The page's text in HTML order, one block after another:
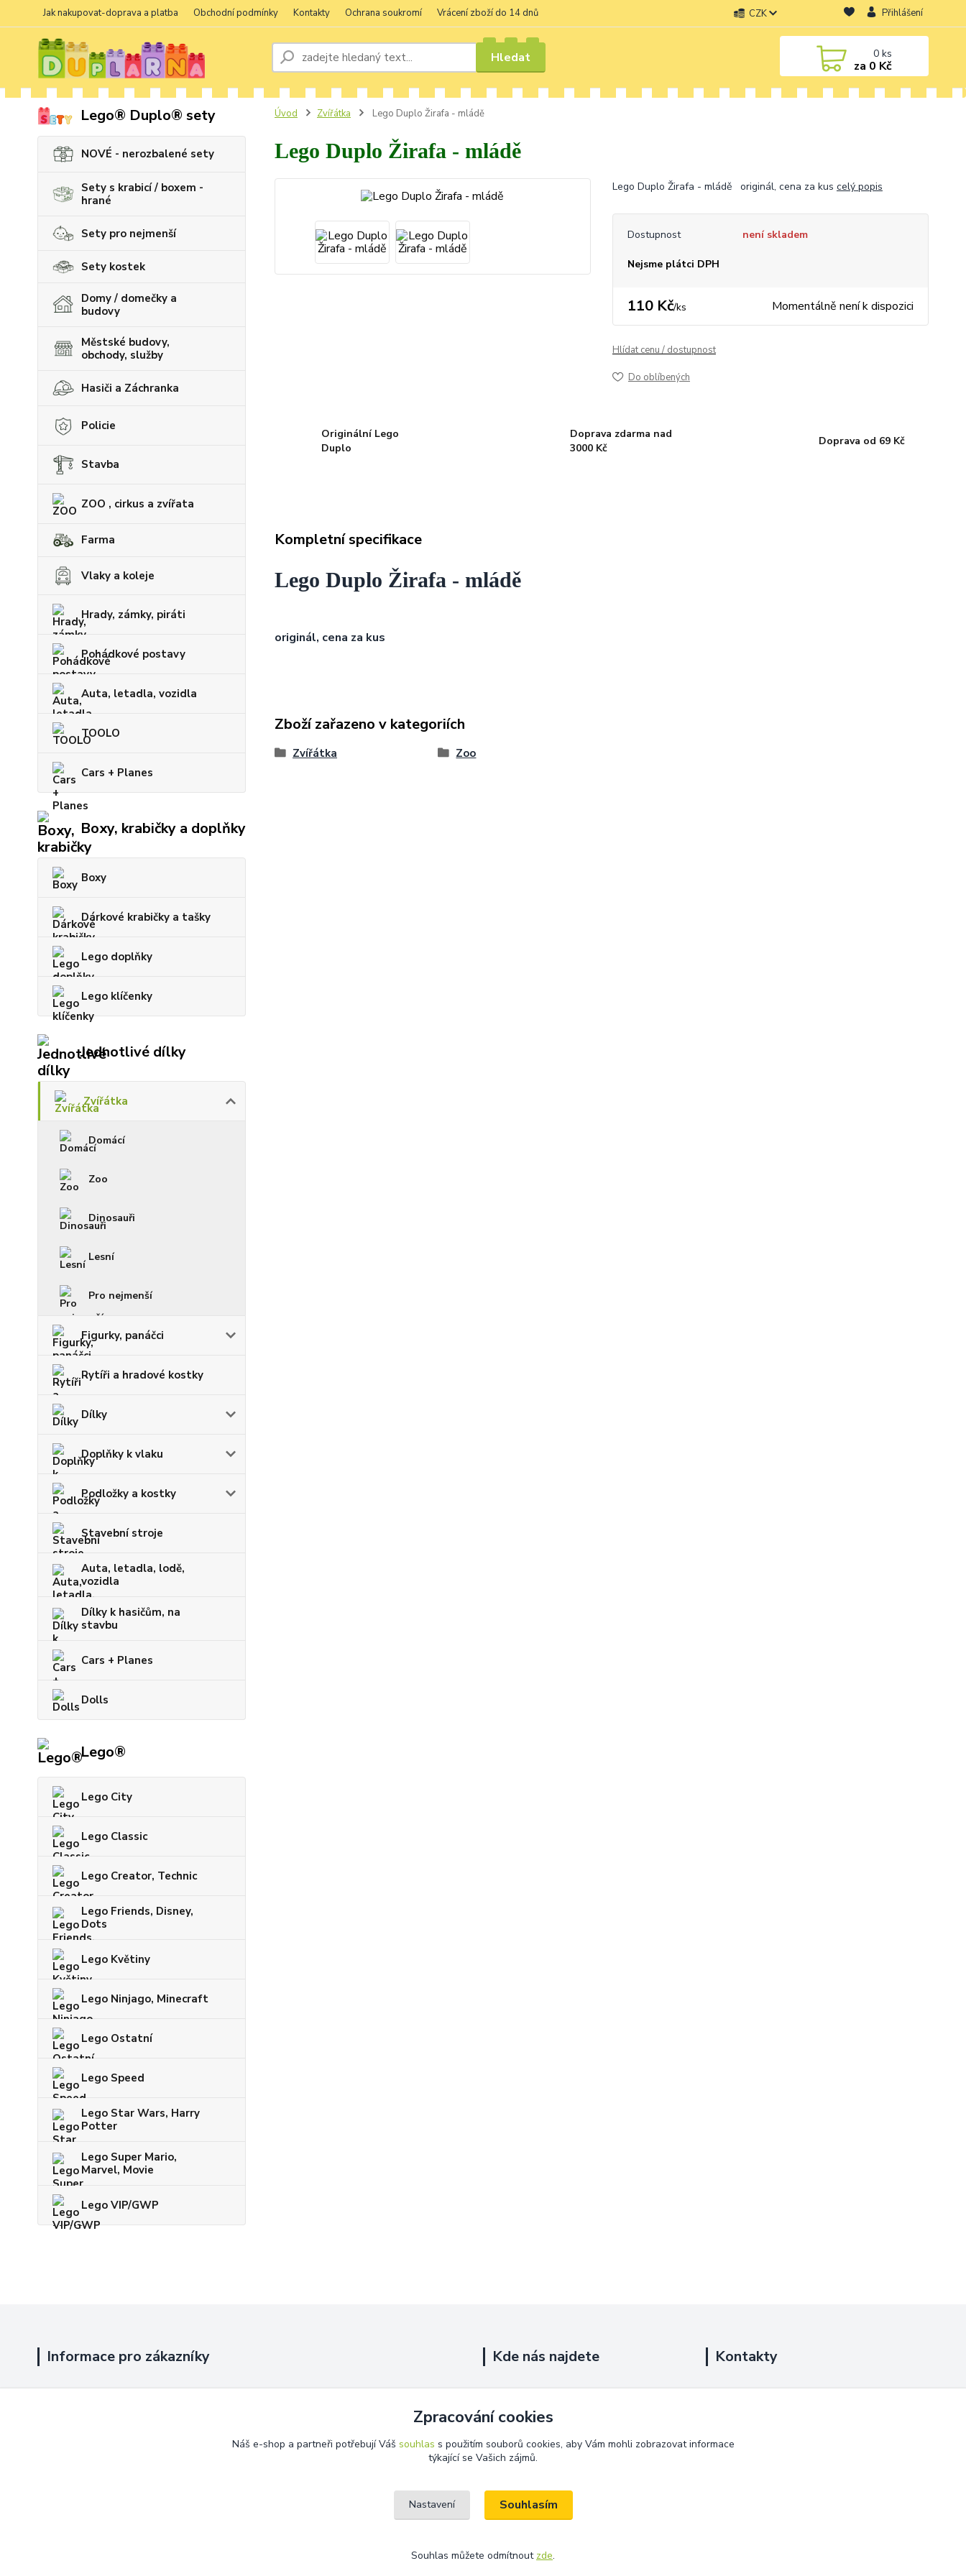
Jak nakupovat-doprava a platba Obchodní podmínky Kontakty Ochrana soukromí Vrácení zboží do 14 dnů CZK Přihlášení
Hledat 0ks
za 0 Kč
Lego® Duplo® sety
NOVÉ - nerozbalené sety
Sety s krabicí / boxem -
hrané
Sety pro nejmenší
Sety kostek
Domy / domečky a
budovy
Městské budovy,
obchody, služby
Hasiči a Záchranka
Policie
Stavba
ZOO , cirkus a zvířata
Farma
Vlaky a koleje
Hrady, zámky, piráti
Pohádkové postavy
Auta, letadla, vozidla
TOOLO
Cars + Planes
Boxy, krabičky a doplňky
Boxy
Dárkové krabičky a tašky
Lego doplňky
Lego klíčenky
Jednotlivé dílky
Zvířátka
Domácí
Zoo
Dinosauři
Lesní
Pro nejmenší
Figurky, panáčci
Rytíři a hradové kostky
Dílky
Doplňky k vlaku
Podložky a kostky
Stavební stroje
Auta, letadla, lodě,
vozidla
Dílky k hasičům, na
stavbu
Cars + Planes
Dolls
Lego®
Lego City
Lego Classic
Lego Creator, Technic
Lego Friends, Disney,
Dots
Lego Květiny
Lego Ninjago, Minecraft
Lego Ostatní
Lego Speed
Lego Star Wars, Harry
Potter
Lego Super Mario,
Marvel, Movie
Lego VIP/GWP
Úvod Zvířátka Lego Duplo Žirafa - mládě
Lego Duplo Žirafa - mládě
Lego Duplo Žirafa - mládě originál, cena za kus celý popis
Dostupnost není skladem
Nejsme plátci DPH
110 Kč/ks Momentálně není k dispozici
Hlídat cenu / dostupnost
Do oblíbených
Originální Lego
Duplo
Doprava zdarma nad
3000 Kč
Doprava od 69 Kč
Kompletní specifikace
Lego Duplo Žirafa - mládě
originál, cena za kus
Zboží zařazeno v kategoriích
Zvířátka Zoo
Informace pro zákazníky Kde nás najdete
Říčany, 251 01
Na této adrese není prodejna.
Kontakty
+420 725 889 873
info@duplarna.cz
Zpracování cookies
Náš e-shop a partneři potřebují Váš souhlas s použitím souborů cookies, aby Vám mohli zobrazovat informace
týkající se Vašich zájmů.
Nastavení Souhlasím
Souhlas můžete odmítnout zde.